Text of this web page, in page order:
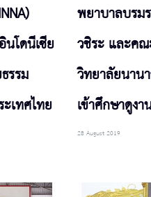
โดนีเซีย
รรม
เทศไทย
พยาบาลบร
วชิระ และค
วิทยาลัยนาน
เข้าศึกษาดูง
28 August 2019